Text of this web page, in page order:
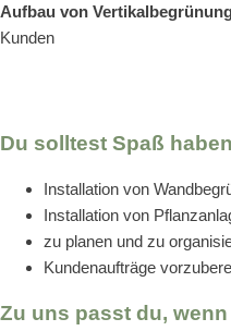
Aufbau von
Kunden
Du solltest Spaß
Installation von
Installation von
zu planen und zu
Kundenaufträge
Zu uns passt du,